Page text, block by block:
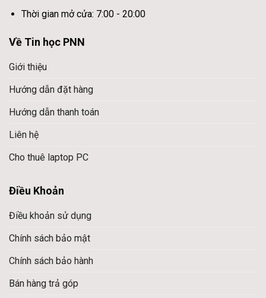
Thời gian mở cửa: 7:00 - 20:00
Về Tin học PNN
Giới thiệu
Hướng dẫn đặt hàng
Hướng dẫn thanh toán
Liên hệ
Cho thuê laptop PC
Điều Khoản
Điều khoản sử dụng
Chính sách bảo mật
Chính sách bảo hành
Bán hàng trả góp